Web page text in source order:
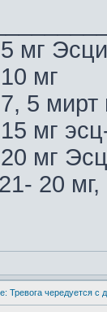
мг
мг
5 мирт
мг
мг
20 мг,
Тревога чередуется с